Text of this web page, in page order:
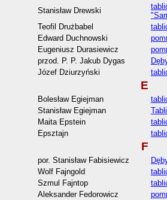
Stanisław Drewski
Teofil Drużbabel
Edward Duchnowski
Eugeniusz Durasiewicz
przod. P. P. Jakub Dygas
Józef Dziurzyński
E
Bolesław Egiejman
Stanisław Egiejman
Maita Epstein
Epsztajn
F
por. Stanisław Fabisiewicz
Wolf Fajngold
Szmul Fajntop
Aleksander Fedorowicz